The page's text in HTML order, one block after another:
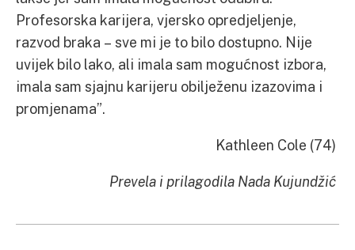
Profesorska karijera, vjersko opredjeljenje,
razvod braka – sve mi je to bilo dostupno. Nije
uvijek bilo lako, ali imala sam mogućnost izbora,
imala sam sjajnu karijeru obilježenu izazovima i
promjenama”.
Kathleen Cole (74)
Prevela i prilagodila Nada Kujundžić